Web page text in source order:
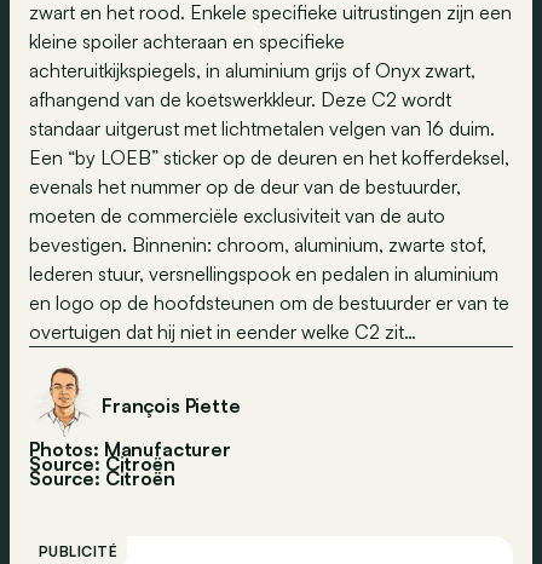
zwart en het rood. Enkele specifieke uitrustingen zijn een
kleine spoiler achteraan en specifieke
achteruitkijkspiegels, in aluminium grijs of Onyx zwart,
afhangend van de koetswerkkleur. Deze C2 wordt
standaar uitgerust met lichtmetalen velgen van 16 duim.
Een “by LOEB” sticker op de deuren en het kofferdeksel,
evenals het nummer op de deur van de bestuurder,
moeten de commerciële exclusiviteit van de auto
bevestigen. Binnenin: chroom, aluminium, zwarte stof,
lederen stuur, versnellingspook en pedalen in aluminium
en logo op de hoofdsteunen om de bestuurder er van te
overtuigen dat hij niet in eender welke C2 zit…
François Piette
Photos: Manufacturer
Source: Citroën
Source: Citroën
PUBLICITÉ